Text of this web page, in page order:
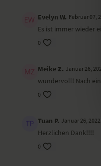
Evelyn W. Februar 07,
Es ist immer wieder
0
Meike Z. Januar 26,
wundervoll! Nach
0
Tuan P. Januar 26, 2022
Herzlichen Dank!!!!
0